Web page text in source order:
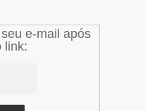
e-mail após
link: